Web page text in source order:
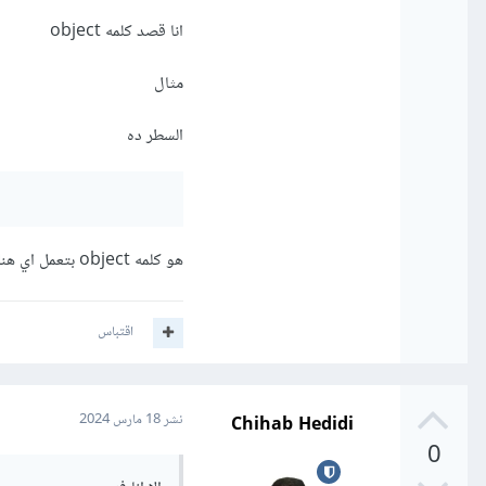
و هذا تطبيق بسيط للمثال
انا قصد كلمه object
مثال
السطر ده
هو كلمه object بتعمل اي هنا
اقتباس
0
Chihab Hedidi نشر18 مارس 2024